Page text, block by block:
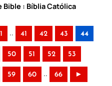
: Bíblia Católica
.. 41 42 43 44
50 51 52 53
59 60 .. 66 ►